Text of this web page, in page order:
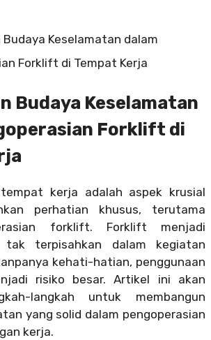
Budaya Keselamatan dalam
Forklift di Tempat Kerja
Budaya Keselamatan
Forklift di
kerja adalah aspek krusial
perhatian khusus, terutama
forklift. Forklift menjadi
tak terpisahkan dalam kegiatan
kehati-hatian, penggunaan
risiko besar. Artikel ini akan
langkah untuk membangun
yang solid dalam pengoperasian
kerja.